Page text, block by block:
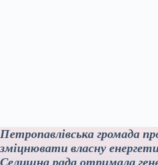
Петропавлівська громада
зміцнювати власну
Селищна рада отримала